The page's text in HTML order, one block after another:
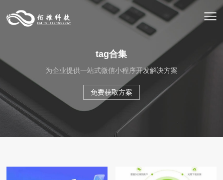
tag合集
为企业提供一站式微信小程序开发解决方案
免费获取方案